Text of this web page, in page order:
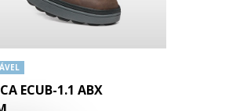
ECUB-1.1 ABX